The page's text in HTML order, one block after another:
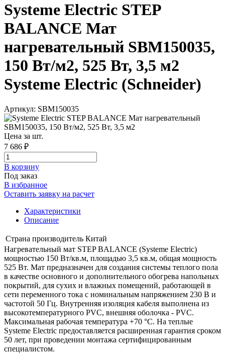
Systeme Electric STEP
BALANCE Мат
нагревательный SBM150035,
150 Вт/м2, 525 Вт, 3,5 м2
Systeme Electric (Schneider)
Артикул: SBM150035
Цена за шт.
7 686 ₽
В корзинy
Под заказ
В избранное
Оставить заявку на расчет
Характеристики
Описание
Страна производитель Китай
Нагревательный мат STEP BALANCE (Systeme Electric)
мощностью 150 Вт/кв.м, площадью 3,5 кв.м, общая мощность
525 Вт. Мат предназначен для создания системы теплого пола
в качестве основного и дополнительного обогрева напольных
покрытий, для сухих и влажных помещений, работающей в
сети переменного тока с номинальным напряжением 230 В и
частотой 50 Гц. Внутренняя изоляция кабеля выполнена из
высокотемпературного PVC, внешняя оболочка - PVC.
Максимальная рабочая температура +70 °C. На теплые
Systeme Electric предоставляется расширенная гарантия сроком
50 лет, при проведении монтажа сертифицированным
специалистом.